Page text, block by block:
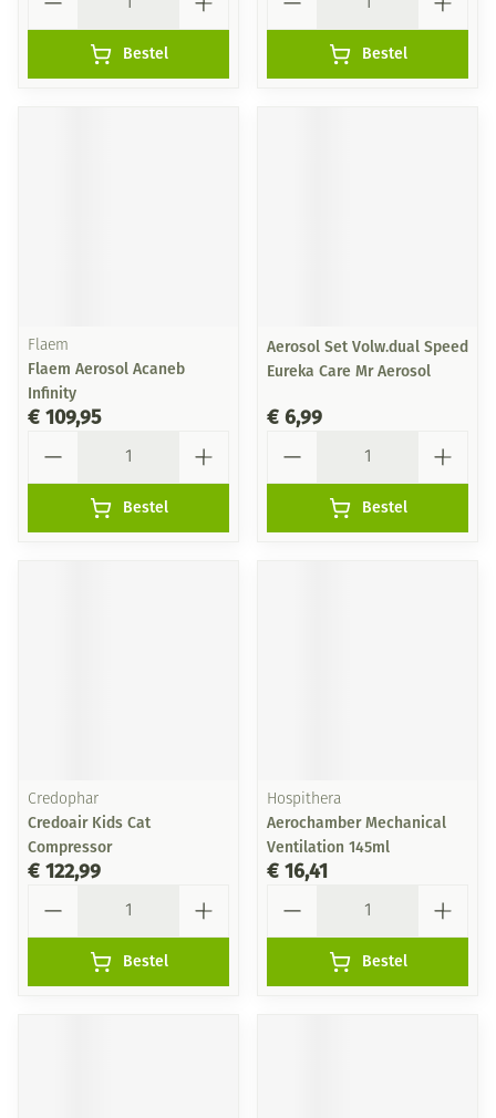
Bestel Bestel
Flaem
Flaem Aerosol Acaneb
Infinity
€ 109,95
Bestel
Aerosol Set Volw.dual Speed
Eureka Care Mr Aerosol
€ 6,99
Bestel
Credophar
Credoair Kids Cat
Compressor
€ 122,99
Bestel
Hospithera
Aerochamber Mechanical
Ventilation 145ml
€ 16,41
Bestel